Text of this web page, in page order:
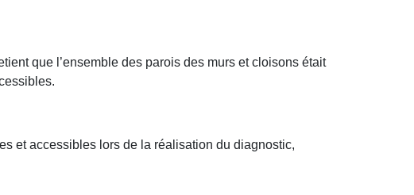
que l’ensemble des parois des murs et cloisons était
et accessibles lors de la réalisation du diagnostic,